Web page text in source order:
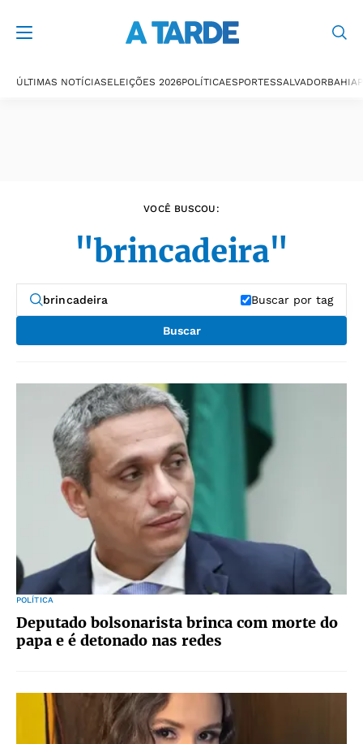
ÚLTIMAS NOTÍCIASELEIÇÕES 2026POLÍTICAESPORTESSALVADORBAHIA
VOCÊ BUSCOU:
"brincadeira"
Buscar por tag
Buscar
POLÍTICA
Deputado bolsonarista brinca com morte do
papa e é detonado nas redes